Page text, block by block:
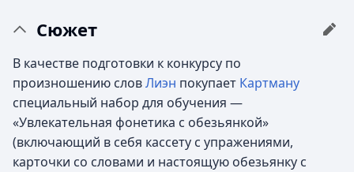
Сюжет
В качестве подготовки к конкурсу по
произношению словЛиэн покупает Картману
специальный набор для обучения —
«Увлекательная фонетика с обезьянкой»
(включающий в себя кассету с упражениями,
карточки со словами и настоящую обезьянку с